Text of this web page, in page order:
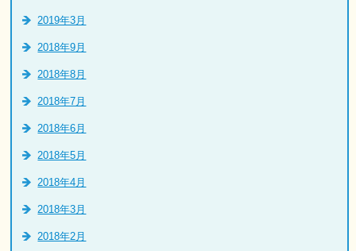
2019年3月
2018年9月
2018年8月
2018年7月
2018年6月
2018年5月
2018年4月
2018年3月
2018年2月